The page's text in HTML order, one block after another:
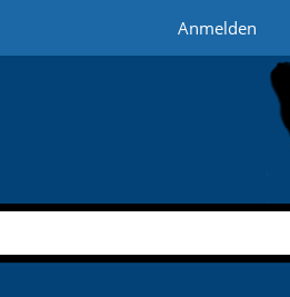
Anmelden